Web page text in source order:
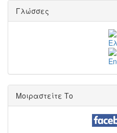
Γλώσσες
Μοιραστείτε Το